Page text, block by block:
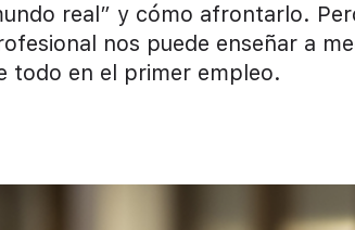
real” y cómo afrontarlo.
nos puede enseñar a
todo en el primer empleo.